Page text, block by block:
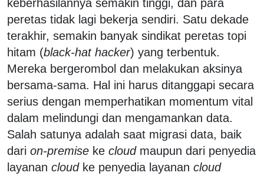
keberhasilannya semakin tinggi, dan para
peretas tidak lagi bekerja sendiri. Satu dekade
terakhir, semakin banyak sindikat peretas topi
hitam (black-hat hacker) yang terbentuk.
Mereka bergerombol dan melakukan aksinya
bersama-sama. Hal ini harus ditanggapi secara
serius dengan memperhatikan momentum vital
dalam melindungi dan mengamankan data.
Salah satunya adalah saat migrasi data, baik
dari on-premise ke cloudmaupun dari penyedia
layanan cloudke penyedia layanan cloud